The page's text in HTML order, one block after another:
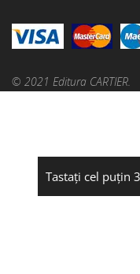
© 2021 Editura CARTIER.